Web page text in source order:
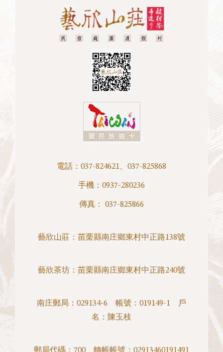
電話： 037-824621、 037-825868
手機： 0937-280236
傳真： 037-825866
藝欣山莊： 苗栗縣南庄鄉東村中正路138號
藝欣茶坊： 苗栗縣南庄鄉東村中正路240號
南庄郵局：029134-6 帳號：019149-1 戶
名：陳玉枝